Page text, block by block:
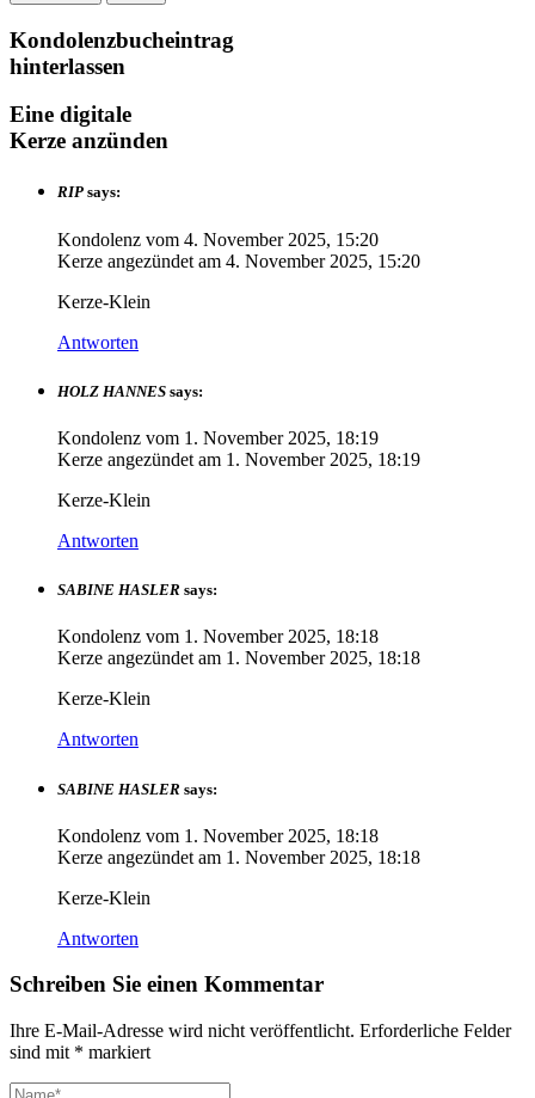
Kondolenzbucheintrag
hinterlassen
Eine digitale
Kerze anzünden
RIP says:
Kondolenz vom 4. November 2025, 15:20
Kerze angezündet am 4. November 2025, 15:20
Kerze-Klein
Antworten
HOLZ HANNES says:
Kondolenz vom 1. November 2025, 18:19
Kerze angezündet am 1. November 2025, 18:19
Kerze-Klein
Antworten
SABINE HASLER says:
Kondolenz vom 1. November 2025, 18:18
Kerze angezündet am 1. November 2025, 18:18
Kerze-Klein
Antworten
SABINE HASLER says:
Kondolenz vom 1. November 2025, 18:18
Kerze angezündet am 1. November 2025, 18:18
Kerze-Klein
Antworten
Schreiben Sie einen Kommentar
Ihre E-Mail-Adresse wird nicht veröffentlicht. Erforderliche Felder
sind mit * markiert